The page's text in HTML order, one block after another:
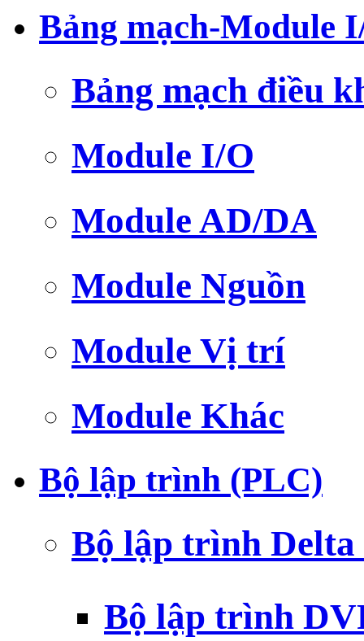
Bảng mạch-Module
Bảng mạch điều
Module I/O
Module AD/DA
Module Nguồn
Module Vị trí
Module Khác
Bộ lập trình (PLC)
Bộ lập trình
Bộ lập trình